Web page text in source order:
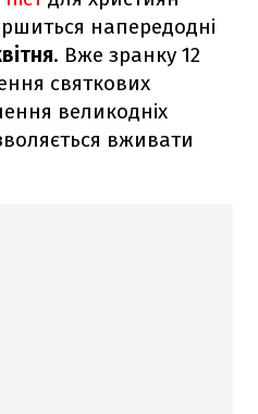
напередодні
. Вже зранку 12
святкових
великодніх
вживати